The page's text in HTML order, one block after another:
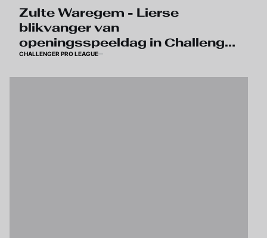
Zulte Waregem - Lierse
blikvanger van
openingsspeeldag in Challenger
Pro League
CHALLENGER PRO LEAGUE